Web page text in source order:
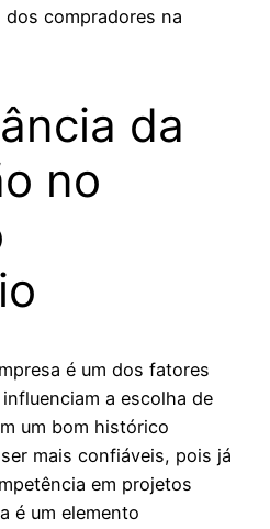
compradores na
da
no
é um dos fatores
a escolha de
um bom histórico
mais confiáveis, pois já
em projetos
é um elemento